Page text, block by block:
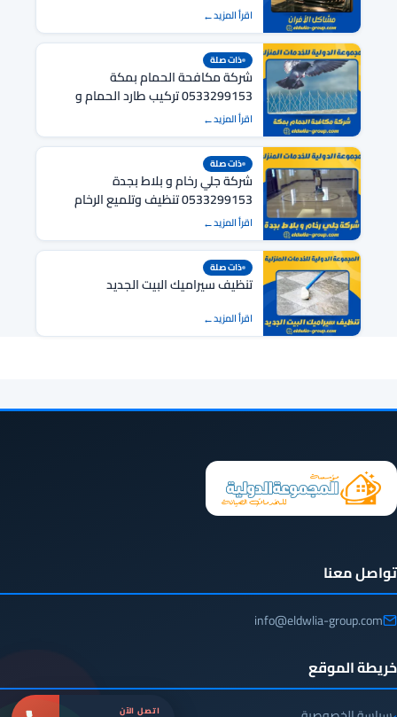
اقرأ المزيد
ذات صلة
شركة مكافحة الحمام بمكة
0533299153 تركيب طارد الحمام و
الطيور بمكة
اقرأ المزيد
ذات صلة
شركة جلي رخام و بلاط بجدة
0533299153 تنظيف وتلميع الرخام
والبلاط والسيراميك
اقرأ المزيد
ذات صلة
تنظيف سيراميك البيت الجديد
اقرأ المزيد
تواصل معنا
info@eldwlia-group.com
خريطة الموقع
اتصل الآن